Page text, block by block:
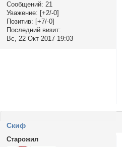
Сообщений: 21
Уважение: [+2/-0]
Позитив: [+7/-0]
Последний визит:
Вс, 22 Окт 2017 19:03
Cкиф
Старожил